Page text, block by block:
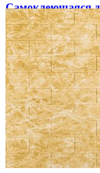
Самоклеющаяся
матовый кирпич
57 грн/шт 109 грн/
Купить В